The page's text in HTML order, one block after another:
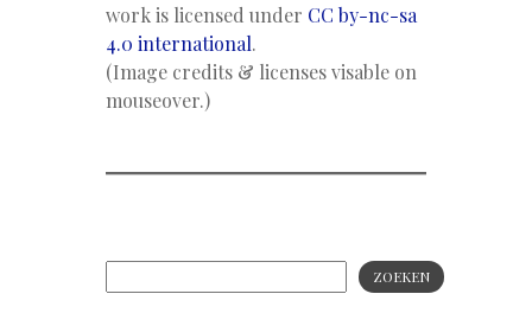
work is licensed under CC by-nc-sa
4.0 international.
(Image credits & licenses visable on
mouseover.)
ZOEKEN